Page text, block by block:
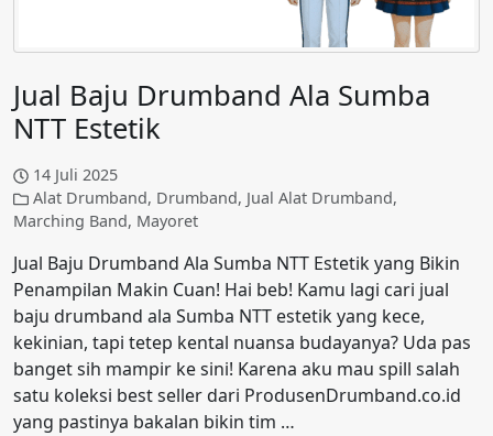
Jual Baju Drumband Ala Sumba
NTT Estetik
14 Juli 2025
Alat Drumband, Drumband, Jual Alat Drumband,
Marching Band, Mayoret
Jual Baju Drumband Ala Sumba NTT Estetik yang Bikin
Penampilan Makin Cuan! Hai beb! Kamu lagi cari jual
baju drumband ala Sumba NTT estetik yang kece,
kekinian, tapi tetep kental nuansa budayanya? Uda pas
banget sih mampir ke sini! Karena aku mau spill salah
satu koleksi best seller dari ProdusenDrumband.co.id
yang pastinya bakalan bikin tim …